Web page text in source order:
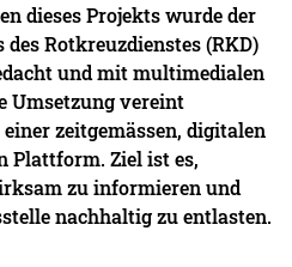
dieses Projekts wurde der
Rotkreuzdienstes (RKD)
und mit multimedialen
Umsetzung vereint
zeitgemässen, digitalen
Plattform. Ziel ist es,
zu informieren und
nachhaltig zu entlasten.